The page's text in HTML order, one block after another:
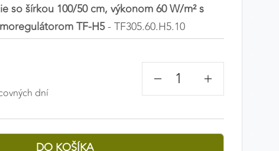
so šírkou 100/50 cm, výkonom 60 W/m² s
TF-H5- TF305.60.H5.10
dní
− +